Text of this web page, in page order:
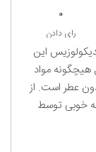
0
رای دادن
این
مواد
عطر است. از
خوبی توسط